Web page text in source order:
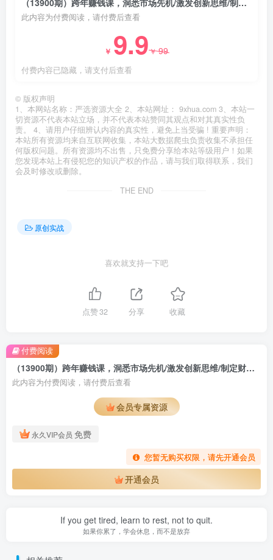
（13900期）跨年赚钱课，洞悉市场先机/激发创新思维/制定财富计划/实现财富第二曲线
此内容为付费阅读，请付费后查看
￥ 9.9￥99
付费内容已隐藏，请支付后查看
© 版权声明
1、本网站名称：严选资源大全 2、本站网址： 9xhua.com 3、本站一
切资源不代表本站立场，并不代表本站赞同其观点和对其真实性负
责。 4、请用户仔细辨认内容的真实性，避免上当受骗 ! 重要声明：
本站所有资源均来自互联网收集，本站大数据爬虫负责收集不承担任
何版权问题。所有资源均不出售，只免费分享给本站等级用户！如果
您发现本站上有侵犯您的知识产权的作品，请与我们取得联系，我们
会及时修改或删除。
THE END
原创实战
喜欢就支持一下吧
点赞32 分享 收藏
（13900期）跨年赚钱课，洞悉市场先机/激发创新思维/制定财富计划/实现财富第二曲线
此内容为付费阅读，请付费后查看
会员专属资源
永久VIP会员 免费
您暂无购买权限，请先开通会员
开通会员
付费阅读
If you get tired, learn to rest, not to quit.
如果你累了，学会休息，而不是放弃